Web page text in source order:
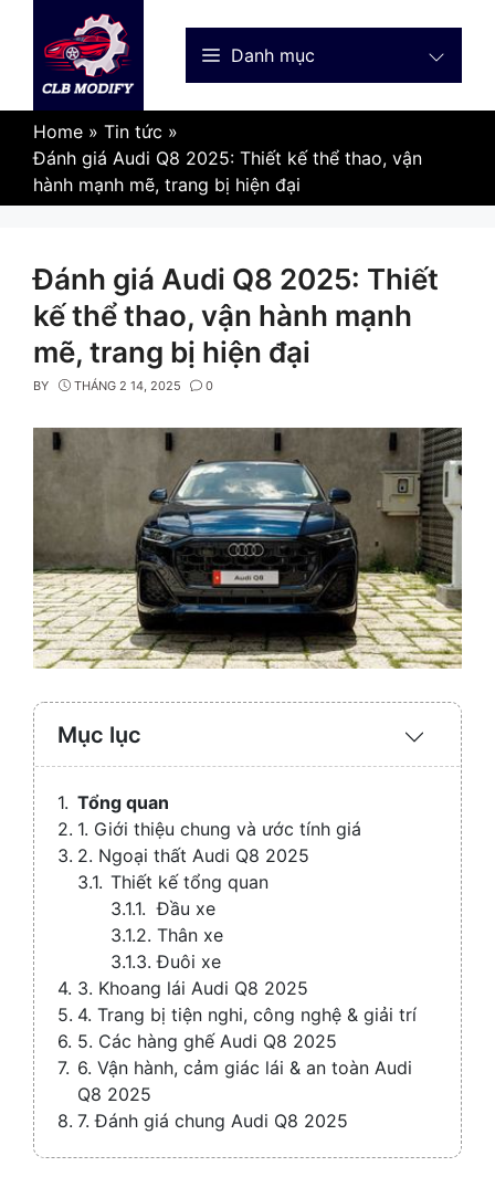
content
Danh mục
Home » Tin tức »
Đánh giá Audi Q8 2025: Thiết kế thể thao, vận
hành mạnh mẽ, trang bị hiện đại
Đánh giá Audi Q8 2025: Thiết
kế thể thao, vận hành mạnh
mẽ, trang bị hiện đại
BY THÁNG 2 14, 2025 0
Mục lục
Expand
/
Tổng quan
1. Giới thiệu chung và ước tính giá
2. Ngoại thất Audi Q8 2025
Thiết kế tổng quan
Đầu xe
Thân xe
Đuôi xe
3. Khoang lái Audi Q8 2025
4. Trang bị tiện nghi, công nghệ & giải trí
5. Các hàng ghế Audi Q8 2025
6. Vận hành, cảm giác lái & an toàn Audi
Q8 2025
7. Đánh giá chung Audi Q8 2025